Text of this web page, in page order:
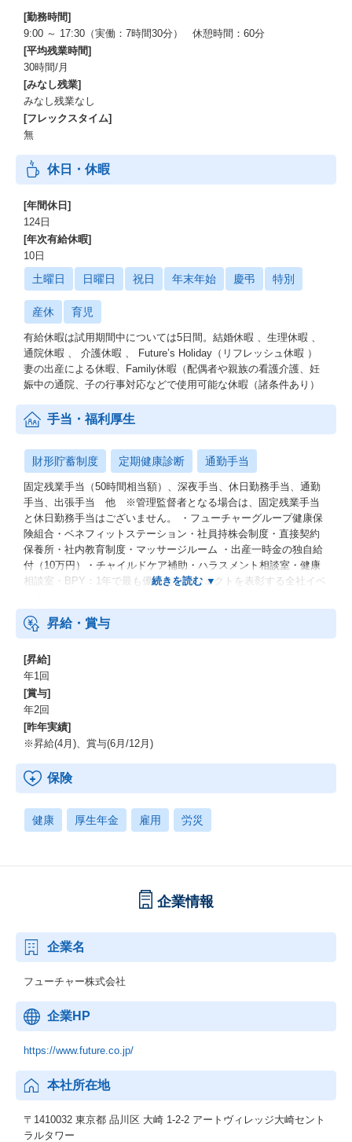
[勤務時間]
9:00 ～ 17:30（実働：7時間30分） 休憩時間：60分
[平均残業時間]
30時間/月
[みなし残業]
みなし残業なし
[フレックスタイム]
無
休日・休暇
[年間休日]
124日
[年次有給休暇]
10日
土曜日 日曜日 祝日 年末年始 慶弔 特別
産休 育児
有給休暇は試用期間中については5日間。結婚休暇 、生理休暇 、
通院休暇 、 介護休暇 、 Future’s Holiday（リフレッシュ休暇 ）
妻の出産による休暇、Family休暇（配偶者や親族の看護介護、妊
娠中の通院、子の行事対応などで使用可能な休暇（諸条件あり）
手当・福利厚生
財形貯蓄制度 定期健康診断 通勤手当
固定残業手当（50時間相当額）、深夜手当、休日勤務手当、通勤
手当、出張手当 他 ※管理監督者となる場合は、固定残業手当
と休日勤務手当はございません。 ・フューチャーグループ健康保
険組合・ベネフィットステーション・社員持株会制度・直接契約
保養所・社内教育制度・マッサージルーム ・出産一時金の独自給
付（10万円）・チャイルドケア補助・ハラスメント相談室・健康
相談室・BPY：1年で最も優れたプロジェクトを表彰する全社イベ
昇給・賞与
[昇給]
年1回
[賞与]
年2回
[昨年実績]
※昇給(4月)、賞与(6月/12月)
保険
健康 厚生年金 雇用 労災
企業情報
企業名
フューチャー株式会社
企業HP
https://www.future.co.jp/
本社所在地
〒1410032 東京都 品川区 大崎 1-2-2 アートヴィレッジ大崎セント
ラルタワー